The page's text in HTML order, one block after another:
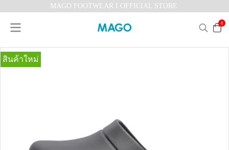
MAGO FOOTWEAR I OFFICIAL STORE
0
สินค้าใหม่